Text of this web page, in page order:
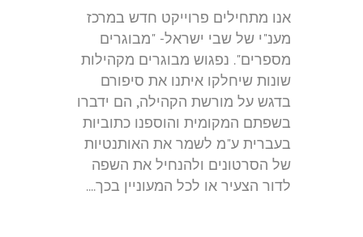
אנו מתחילים פרוייקט חדש במרכז
מענ"י של שבי ישראל- "מבוגרים
מספרים". נפגוש מבוגרים מקהילות
שונות שיחלקו איתנו את סיפורם
בדגש על מורשת הקהילה, הם ידברו
בשפתם המקומית והוספנו כתוביות
בעברית ע"מ לשמר את האותנטיות
של הסרטונים ולהנחיל את השפה
לדור הצעיר או לכל המעוניין בכך....